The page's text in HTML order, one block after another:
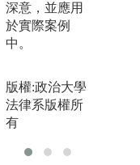
閱讀教材：閱
讀學者著作，
學習我國法律
涵。補充授課
時無法詳細說
明之內容，並
引導同學自主
學習及思考。
深意，並應用
於實際案例
中。
版權:政治大學
法律系版權所
有